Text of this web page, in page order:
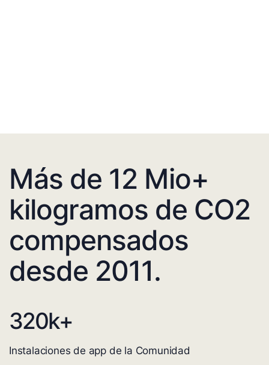
Más de 12 Mio+
kilogramos de CO2
compensados
desde 2011.
320k+
Instalaciones de app de la Comunidad